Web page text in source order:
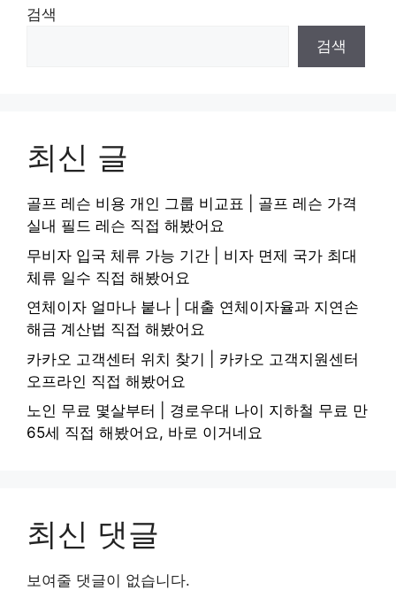
검색
검색
최신 글
골프 레슨 비용 개인 그룹 비교표 | 골프 레슨 가격
실내 필드 레슨 직접 해봤어요
무비자 입국 체류 가능 기간 | 비자 면제 국가 최대
체류 일수 직접 해봤어요
연체이자 얼마나 붙나 | 대출 연체이자율과 지연손
해금 계산법 직접 해봤어요
카카오 고객센터 위치 찾기 | 카카오 고객지원센터
오프라인 직접 해봤어요
노인 무료 몇살부터 | 경로우대 나이 지하철 무료 만
65세 직접 해봤어요, 바로 이거네요
최신 댓글
보여줄 댓글이 없습니다.